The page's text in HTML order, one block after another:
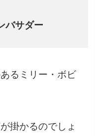
バサダー
るミリー・ボビ
掛かるのでしょ